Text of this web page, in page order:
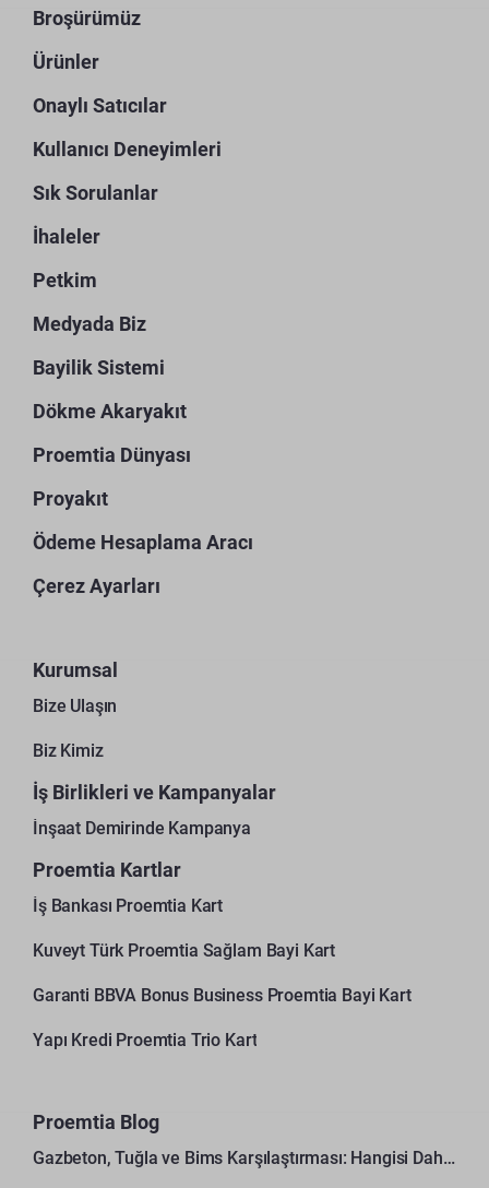
Broşürümüz
Ürünler
Onaylı Satıcılar
Kullanıcı Deneyimleri
Sık Sorulanlar
İhaleler
Petkim
Medyada Biz
Bayilik Sistemi
Dökme Akaryakıt
Proemtia Dünyası
Proyakıt
Ödeme Hesaplama Aracı
Çerez Ayarları
Kurumsal
Bize Ulaşın
Biz Kimiz
İş Birlikleri ve Kampanyalar
İnşaat Demirinde Kampanya
Proemtia Kartlar
İş Bankası Proemtia Kart
Kuveyt Türk Proemtia Sağlam Bayi Kart
Garanti BBVA Bonus Business Proemtia Bayi Kart
Yapı Kredi Proemtia Trio Kart
Proemtia Blog
Gazbeton, Tuğla ve Bims Karşılaştırması: Hangisi Daha Avantajlı?